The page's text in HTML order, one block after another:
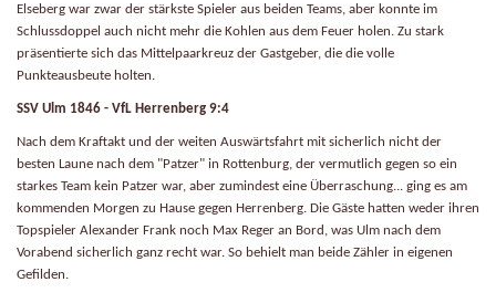
Elseberg war zwar der stärkste Spieler aus beiden Teams, aber konnte im
Schlussdoppel auch nicht mehr die Kohlen aus dem Feuer holen. Zu stark
präsentierte sich das Mittelpaarkreuz der Gastgeber, die die volle
Punkteausbeute holten.
SSV Ulm 1846 - VfL Herrenberg 9:4
Nach dem Kraftakt und der weiten Auswärtsfahrt mit sicherlich nicht der
besten Laune nach dem "Patzer" in Rottenburg, der vermutlich gegen so ein
starkes Team kein Patzer war, aber zumindest eine Überraschung... ging es am
kommenden Morgen zu Hause gegen Herrenberg. Die Gäste hatten weder ihren
Topspieler Alexander Frank noch Max Reger an Bord, was Ulm nach dem
Vorabend sicherlich ganz recht war. So behielt man beide Zähler in eigenen
Gefilden.